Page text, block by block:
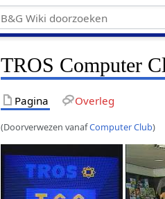
TROS Computer
Pagina Overleg
(Doorverwezen vanafComputer Club)